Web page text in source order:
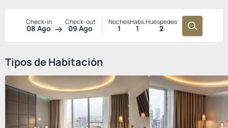
Check-in
08 Ago
Check-out
09 Ago
Noches
1
Habs.
1
Huéspedes
2
Tipos de Habitación